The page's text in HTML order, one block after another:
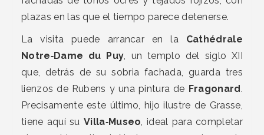
plazas en las que el tiempo parece detenerse.
La visita puede arrancar en la Cathédrale
Notre‑Dame du Puy, un templo del siglo XII
que, detrás de su sobria fachada, guarda tres
lienzos de Rubens y una pintura de Fragonard.
Precisamente este último, hijo ilustre de Grasse,
tiene aquí su Villa‑Museo, ideal para completar